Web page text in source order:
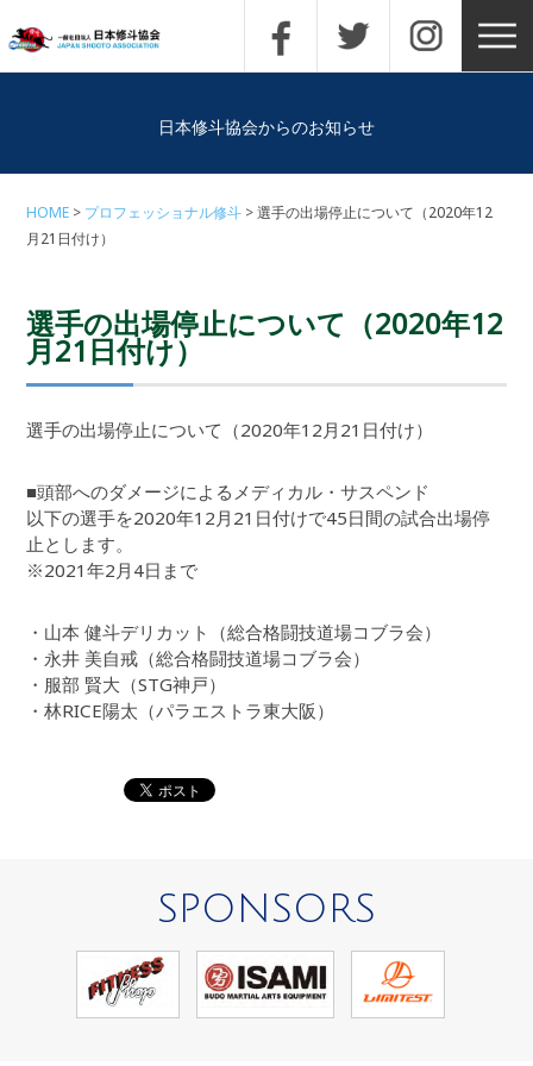
日本修斗協会からのお知らせ
HOME プロフェッショナル修斗
選手の出場停止について（2020年12
月21日付け）
選手の出場停止について（2020年12
月21日付け）
選手の出場停止について（2020年12月21日付け）
■頭部へのダメージによるメディカル・サスペンド
以下の選手を2020年12月21日付けで45日間の試合出場停
止とします。
※2021年2月4日まで
・山本 健斗デリカット（総合格闘技道場コブラ会）
・永井 美自戒（総合格闘技道場コブラ会）
・服部 賢大（STG神戸）
・林RICE陽太（パラエストラ東大阪）
SPONSORS